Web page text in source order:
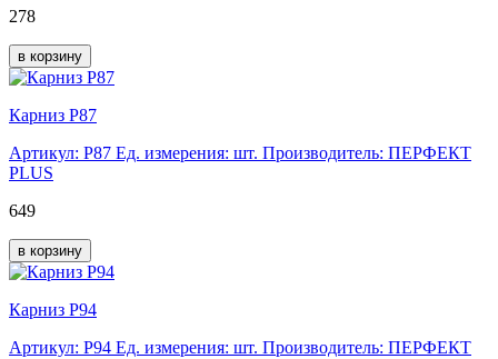
278
в корзину
Карниз Р87
Артикул: Р87 Ед. измерения: шт. Производитель: ПЕРФЕКТ
PLUS
649
в корзину
Карниз Р94
Артикул: Р94 Ед. измерения: шт. Производитель: ПЕРФЕКТ